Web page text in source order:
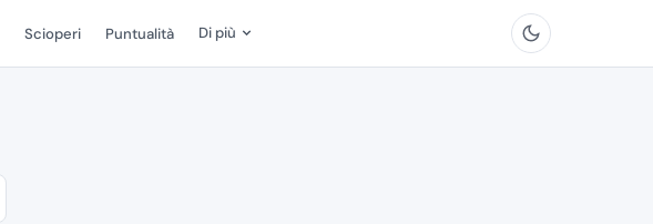
Scioperi Puntualità Di più